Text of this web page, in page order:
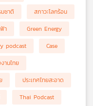
มชาติ
สภาวะโลกร้อน
า
Green Energy
podcast
Case
านไทย
ประเทศไทยสะอาด
Thai Podcast